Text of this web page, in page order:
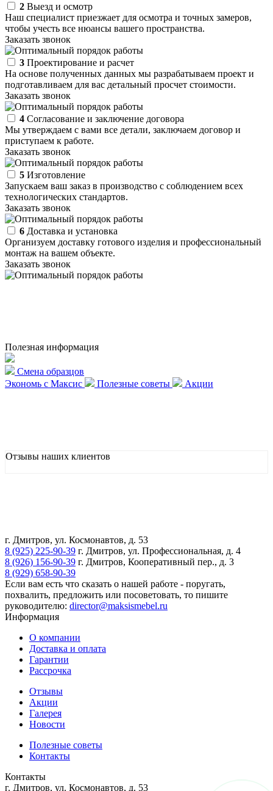
2 Выезд и осмотр
Наш специалист приезжает для осмотра и точных замеров,
чтобы учесть все нюансы вашего пространства.
Заказать звонок
3 Проектирование и расчет
На основе полученных данных мы разрабатываем проект и
подготавливаем для вас детальный просчет стоимости.
Заказать звонок
4 Согласование и заключение договора
Мы утверждаем с вами все детали, заключаем договор и
приступаем к работе.
Заказать звонок
5 Изготовление
Запускаем ваш заказ в производство с соблюдением всех
технологических стандартов.
Заказать звонок
6 Доставка и установка
Организуем доставку готового изделия и профессиональный
монтаж на вашем объекте.
Заказать звонок
Полезная информация
Смена образцов
Экономь с Максис
Полезные советы Акции
Отзывы наших клиентов
г. Дмитров, ул. Космонавтов, д. 53
8 (925) 225-90-39 г. Дмитров, ул. Профессиональная, д. 4
8 (926) 156-90-39 г. Дмитров, Кооперативный пер., д. 3
8 (929) 658-90-39
Если вам есть что сказать о нашей работе - поругать,
похвалить, предложить или посоветовать, то пишите
руководителю: director@maksismebel.ru
Информация
О компании
Доставка и оплата
Гарантии
Рассрочка
Отзывы
Акции
Галерея
Новости
Полезные советы
Контакты
Контакты
г. Дмитров, ул. Космонавтов, д. 53